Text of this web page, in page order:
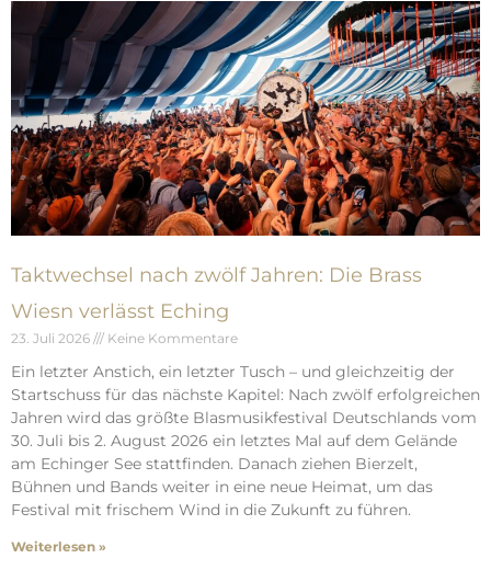
Taktwechsel nach zwölf Jahren: Die Brass
Wiesn verlässt Eching
23. Juli 2026 Keine Kommentare
Ein letzter Anstich, ein letzter Tusch – und gleichzeitig der
Startschuss für das nächste Kapitel: Nach zwölf erfolgreichen
Jahren wird das größte Blasmusikfestival Deutschlands vom
30. Juli bis 2. August 2026 ein letztes Mal auf dem Gelände
am Echinger See stattfinden. Danach ziehen Bierzelt,
Bühnen und Bands weiter in eine neue Heimat, um das
Festival mit frischem Wind in die Zukunft zu führen.
Weiterlesen »